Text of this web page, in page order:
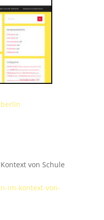
von Schule
im-kontext-von-